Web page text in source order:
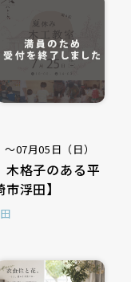
07月05日（日）
木格子のある平
浮田】